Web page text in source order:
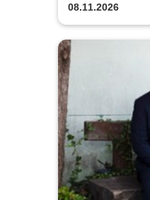
08.11.2026